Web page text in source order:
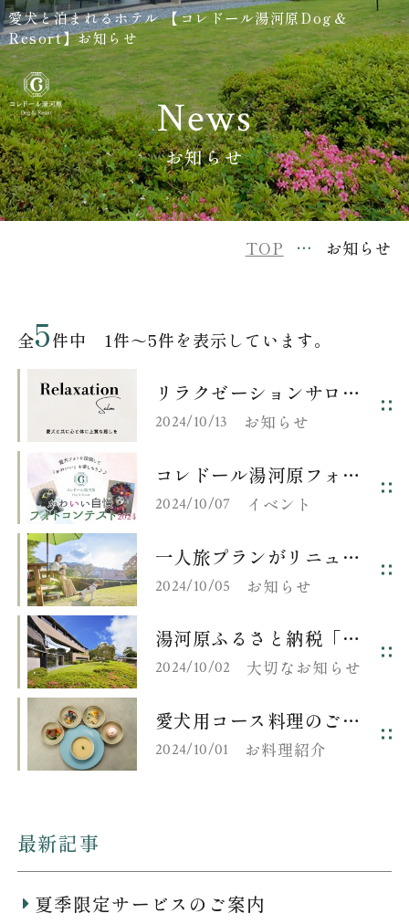
愛犬と泊まれるホテル 【コレドール湯河原Dog＆
Resort】お知らせ
News
お知らせ
TOP お知らせ
全5件中 1件～5件を表示しています。
リラクゼーションサロンに新しいメニューが加わりました。
2024/10/13 お知らせ
コレドール湯河原フォトコンテストを開催しました♪
2024/10/07 イベント
一人旅プランがリニューアルしました♪
2024/10/05 お知らせ
湯河原ふるさと納税「宿泊ギフト券」の利用制限について
2024/10/02 大切なお知らせ
愛犬用コース料理のご紹介♪
2024/10/01 お料理紹介
最新記事
夏季限定サービスのご案内